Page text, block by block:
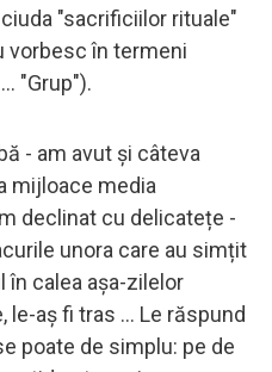
"sacrificiilor rituale"
vorbesc în termeni
"Grup").
- am avut și câteva
mijloace media
declinat cu delicatețe -
unora care au simțit
în calea așa-zilelor
le-aș fi tras ... Le răspund
poate de simplu: pe de